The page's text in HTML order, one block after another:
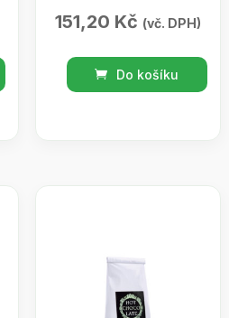
151,20 Kč (vč. DPH)
Olej
Do košíku